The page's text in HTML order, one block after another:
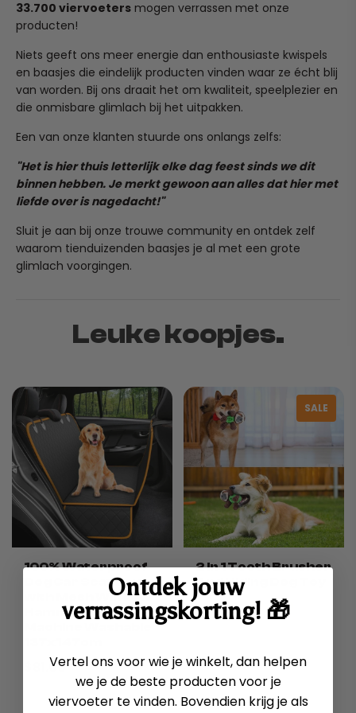
With its durable construction, easy cleanup, and versatile
design, this spoon is perfect for serving food, scooping
popcorn, or even serving candy at your next gathering.
And with its eco-friendly design, you can trust this spoon
more, perfect for various household tasks.
Thickened Design:
Strong and sturdy, for a
comfortable grip and easy maneuverability.
(Heeft je pup in al zijn enthousiasme het product per
ongeluk kapot gekauwd? Dit valt helaas niet onder
normale slijtage, maar mail ons ook dan gerust even, we
kijken graag of we iets voor je kunnen betekenen!)
bezorgd.
Heb je per ongeluk een verkeerd adres ingevuld? Stuur
ons dan binnen 24 uur een mailtje op team@ruffy.nl, dan
lossen we het direct voor je op."
33.700 viervoeters mogen verrassen met onze
producten!
Niets geeft ons meer energie dan enthousiaste kwispels
en baasjes die eindelijk producten vinden waar ze écht blij
van worden. Bij ons draait het om kwaliteit, speelplezier en
die onmisbare glimlach bij het uitpakken.
Een van onze klanten stuurde ons onlangs zelfs:
"Het is hier thuis letterlijk elke dag feest sinds we dit
binnen hebben. Je merkt gewoon aan alles dat hier met
liefde over is nagedacht!"
Sluit je aan bij onze trouwe community en ontdek zelf
waarom tienduizenden baasjes je al met een grote
glimlach voorgingen.
Leuke koopjes.
100% Waterproof
Dog Car Seat Cover
with Mesh Window
Hammock Design
$81.00
SALE
2 In 1 Tooth Brusher
And Hiding Dog Toy
$47.00 $24.00
Ontdek jouw
verrassingskorting! 🎁
Vertel ons voor wie je winkelt, dan helpen
we je de beste producten voor je
viervoeter te vinden. Bovendien krijg je als